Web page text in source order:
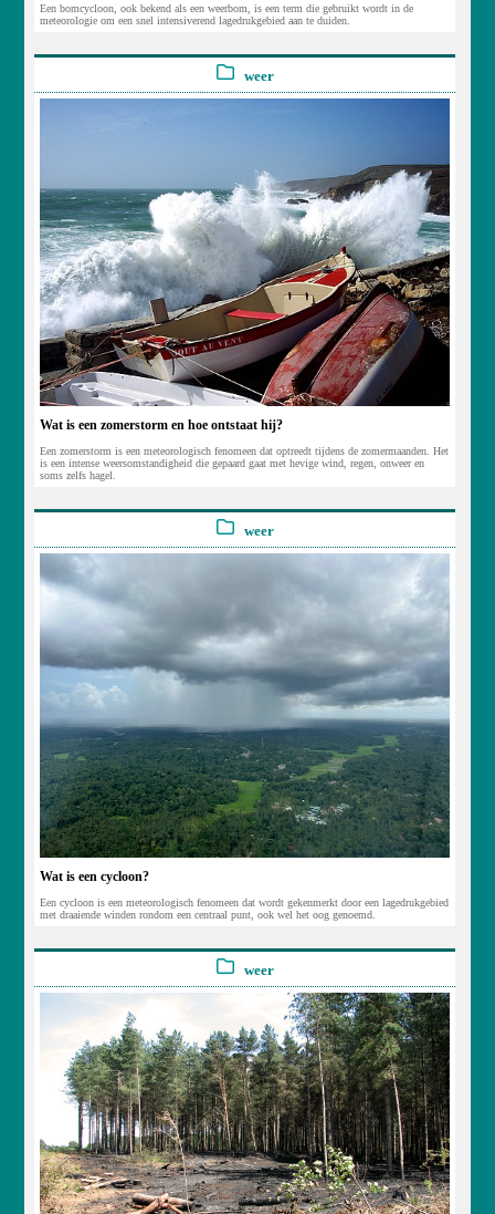
Een bomcycloon, ook bekend als een weerbom, is een term die gebruikt wordt in de
meteorologie om een snel intensiverend lagedrukgebied aan te duiden.
weer
Wat is een zomerstorm en hoe ontstaat hij?
Een zomerstorm is een meteorologisch fenomeen dat optreedt tijdens de zomermaanden. Het
is een intense weersomstandigheid die gepaard gaat met hevige wind, regen, onweer en
soms zelfs hagel.
weer
Wat is een cycloon?
Een cycloon is een meteorologisch fenomeen dat wordt gekenmerkt door een lagedrukgebied
met draaiende winden rondom een centraal punt, ook wel het oog genoemd.
weer